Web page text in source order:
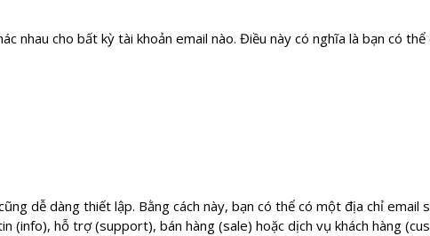
nhau cho bất kỳ tài khoản email nào. Điều này có nghĩa là bạn có
dễ dàng thiết lập. Bằng cách này, bạn có thể có một địa chỉ
(info), hỗ trợ (support), bán hàng (sale) hoặc dịch vụ khách hàng